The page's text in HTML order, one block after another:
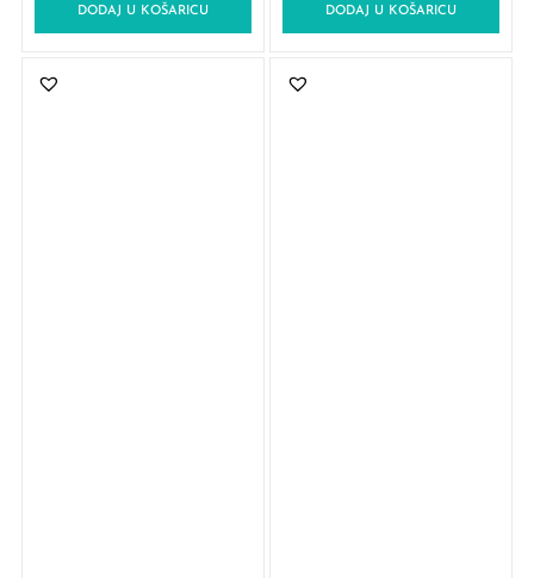
DODAJ U KOŠARICU DODAJ U KOŠARICU